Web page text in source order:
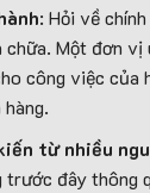
: Hỏi về
chữa. Một đơn
công việc của
từ nhiều
trước đây thông